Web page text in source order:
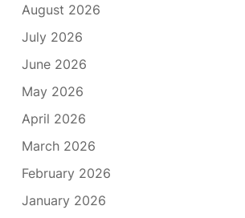
August 2026
July 2026
June 2026
May 2026
April 2026
March 2026
February 2026
January 2026